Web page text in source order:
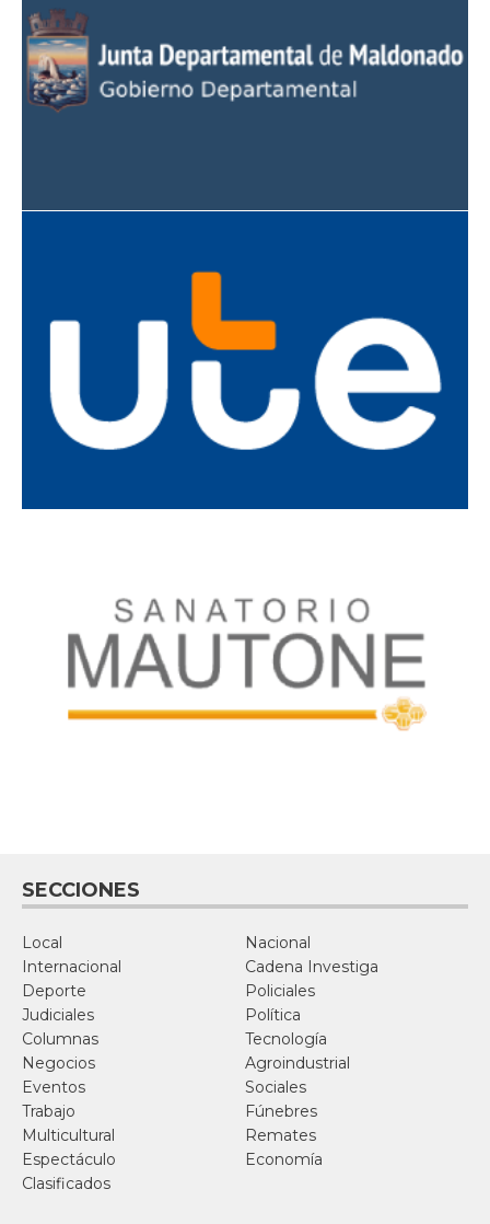
SECCIONES
Local
Nacional
Internacional
Cadena Investiga
Deporte
Policiales
Judiciales
Política
Columnas
Tecnología
Negocios
Agroindustrial
Eventos
Sociales
Trabajo
Fúnebres
Multicultural
Remates
Espectáculo
Economía
Clasificados